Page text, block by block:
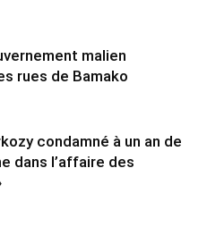
malien
rues de Bamako
condamné à un an de
dans l’affaire des